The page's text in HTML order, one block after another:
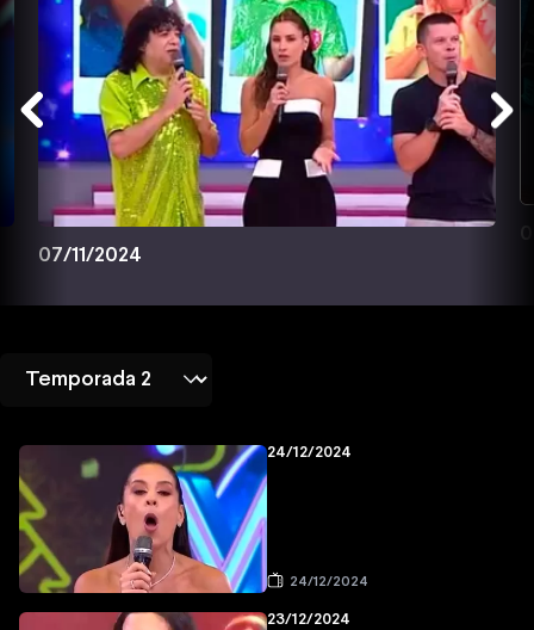
07/11/2024
24/12/2024
24/12/2024
23/12/2024